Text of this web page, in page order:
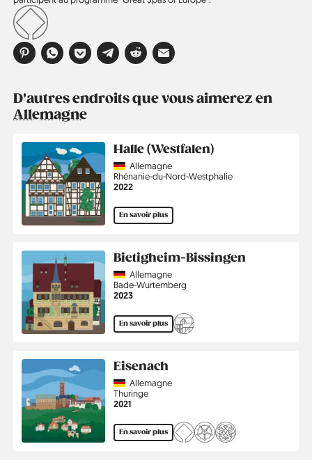
D'autres endroits que vous aimerez en
Allemagne
Halle (Westfalen)
CountryAllemagne
Région
Rhénanie-du-Nord-Westphalie
Année
2022
En savoir plus
Bietigheim-Bissingen
CountryAllemagne
Région
Bade-Wurtemberg
Année
2023
En savoir plus
Eisenach
CountryAllemagne
Région
Thuringe
Année
2021
En savoir plus